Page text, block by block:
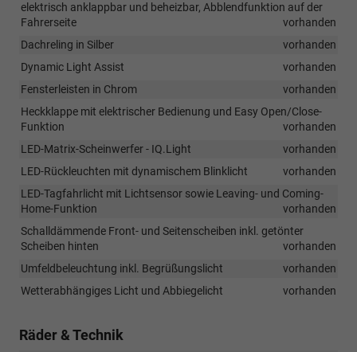
elektrisch anklappbar und beheizbar, Abblendfunktion auf der
Fahrerseite
vorhanden
Dachreling in Silber
vorhanden
Dynamic Light Assist
vorhanden
Fensterleisten in Chrom
vorhanden
Heckklappe mit elektrischer Bedienung und Easy Open/Close-
Funktion
vorhanden
LED-Matrix-Scheinwerfer - IQ.Light
vorhanden
LED-Rückleuchten mit dynamischem Blinklicht
vorhanden
LED-Tagfahrlicht mit Lichtsensor sowie Leaving- und Coming-
Home-Funktion
vorhanden
Schalldämmende Front- und Seitenscheiben inkl. getönter
Scheiben hinten
vorhanden
Umfeldbeleuchtung inkl. Begrüßungslicht
vorhanden
Wetterabhängiges Licht und Abbiegelicht
vorhanden
Räder & Technik